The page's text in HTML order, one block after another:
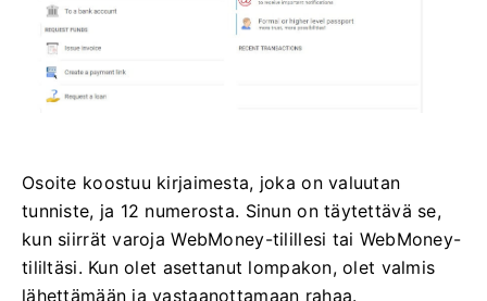
Osoite koostuu kirjaimesta, joka on valuutan
tunniste, ja 12 numerosta. Sinun on täytettävä se,
kun siirrät varoja WebMoney-tilillesi tai WebMoney-
tililtäsi. Kun olet asettanut lompakon, olet valmis
lähettämään ja vastaanottamaan rahaa.